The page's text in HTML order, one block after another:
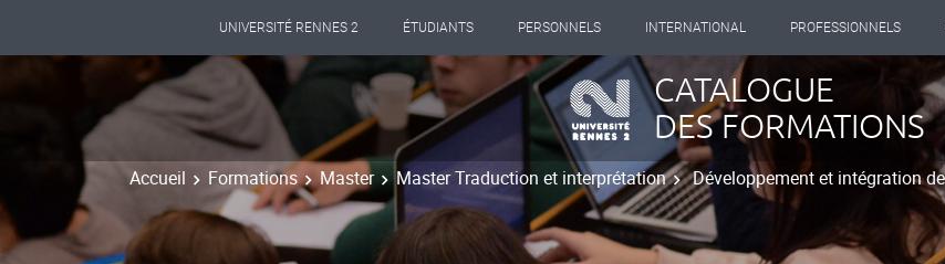
UNIVERSITÉ RENNES 2 ÉTUDIANTS PERSONNELS INTERNATIONAL PROFESSIONNELS
CATALOGUE
DES FORMATIONS
Accueil Formations Master Master Traduction et interprétation Développement et intégration